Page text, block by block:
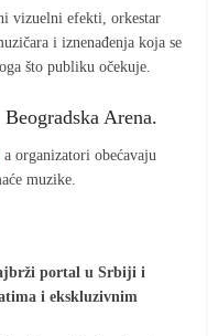
vizuelni efekti, orkestar
i iznenađenja koja se
što publiku očekuje.
Arena.
a organizatori obećavaju
muzike.
portal u Srbiji i
i ekskluzivnim